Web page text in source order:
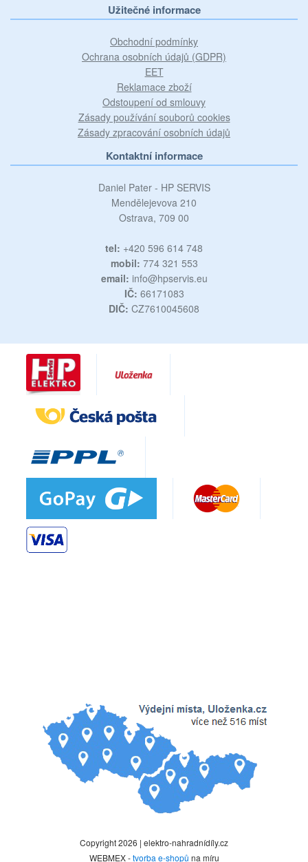
Užitečné informace
Obchodní podmínky
Ochrana osobních údajů (GDPR)
EET
Reklamace zboží
Odstoupení od smlouvy
Zásady používání souborů cookies
Zásady zpracování osobních údajů
Kontaktní informace
Daniel Pater - HP SERVIS
Mendělejevova 210
Ostrava, 709 00
tel: +420 596 614 748
mobil: 774 321 553
email: info@hpservis.eu
IČ: 66171083
DIČ: CZ7610045608
Copyright 2026 | elektro-nahradnídíly.cz
WEBMEX -tvorba e-shopů na míru